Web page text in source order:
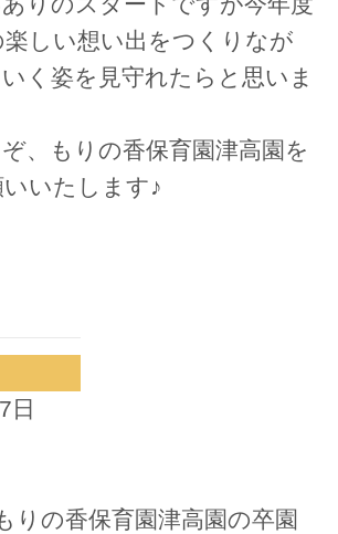
しい想い出をつくりなが
く姿を見守れたらと思いま
、もりの香保育園津高園を
いたします♪
日
りの香保育園津高園の卒園